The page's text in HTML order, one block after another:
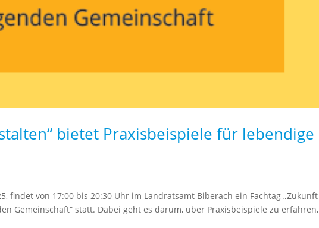
bietet Praxisbeispiele für lebendige
findet von 17:00 bis 20:30 Uhr im Landratsamt Biberach ein Fachtag „Zukunft
Gemeinschaft“ statt. Dabei geht es darum, über Praxisbeispiele zu erfahren,